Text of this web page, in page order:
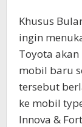
Khusus
ingin
Toyota
mobil baru
tersebut
ke mobil
Innova &